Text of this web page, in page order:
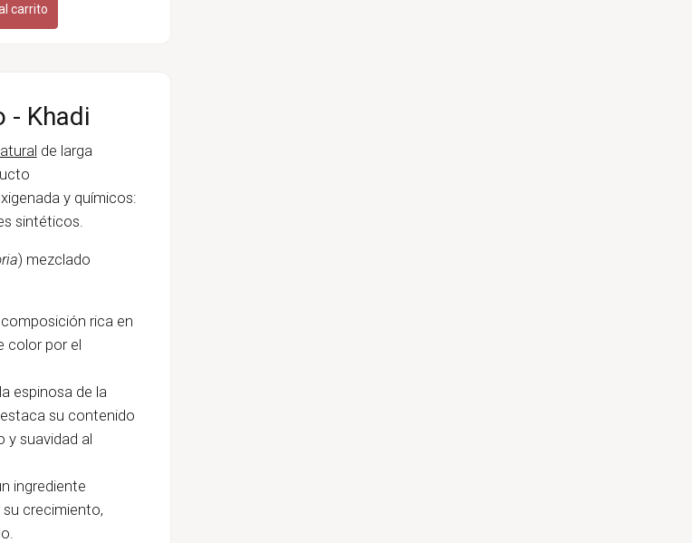
carrito
- Khadi
de larga
y químicos:
sintéticos.
) mezclado
rica en
color por el
espinosa de la
su contenido
y suavidad al
ingrediente
su crecimiento,